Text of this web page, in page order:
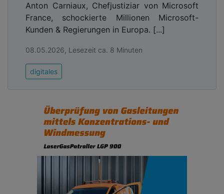
Anton Carniaux, Chefjustiziar von Microsoft
France, schockierte Millionen Microsoft-
Kunden & Regierungen in Europa. [...]
08.05.2026, Lesezeit ca. 8 Minuten
digitales